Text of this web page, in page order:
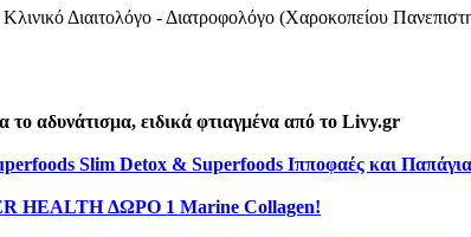
Διαιτολόγο - Διατροφολόγο (Χαροκοπείου
αδυνάτισμα, ειδικά φτιαγμένα από το Livy.gr
Slim Detox & Superfoods Ιπποφαές και
HEALTH ΔΩΡΟ 1 Marine Collagen!